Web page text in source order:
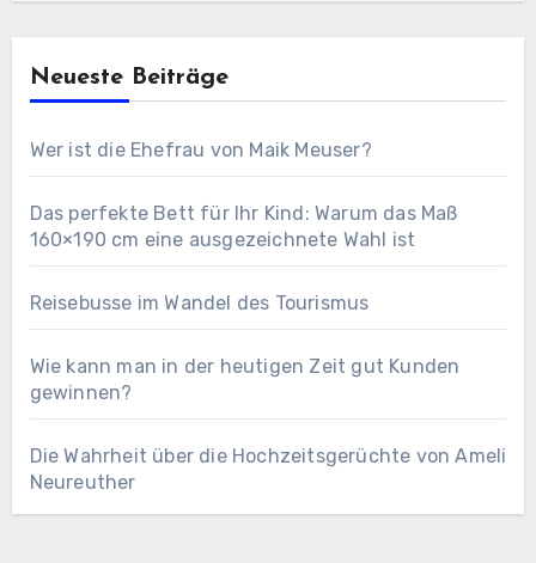
Neueste Beiträge
Wer ist die Ehefrau von Maik Meuser?
Das perfekte Bett für Ihr Kind: Warum das Maß
160×190 cm eine ausgezeichnete Wahl ist
Reisebusse im Wandel des Tourismus
Wie kann man in der heutigen Zeit gut Kunden
gewinnen?
Die Wahrheit über die Hochzeitsgerüchte von Ameli
Neureuther